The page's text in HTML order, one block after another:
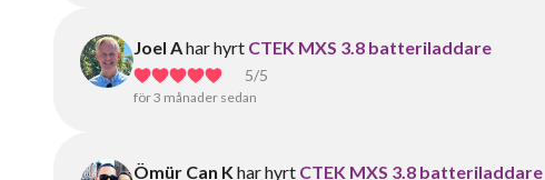
Joel Ahar hyrt CTEK MXS 3.8 batteriladdare
5/5
för 3 månader sedan
Ömür Can K har hyrt CTEK MXS 3.8 batteriladdare